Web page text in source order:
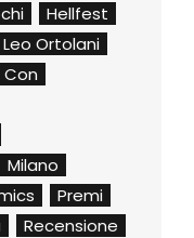
Hellfest
Leo Ortolani
Con
Milano
Premi
Recensione